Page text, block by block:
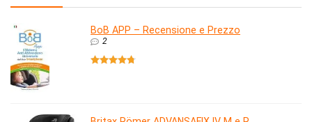
BoB APP – Recensione e Prezzo
2